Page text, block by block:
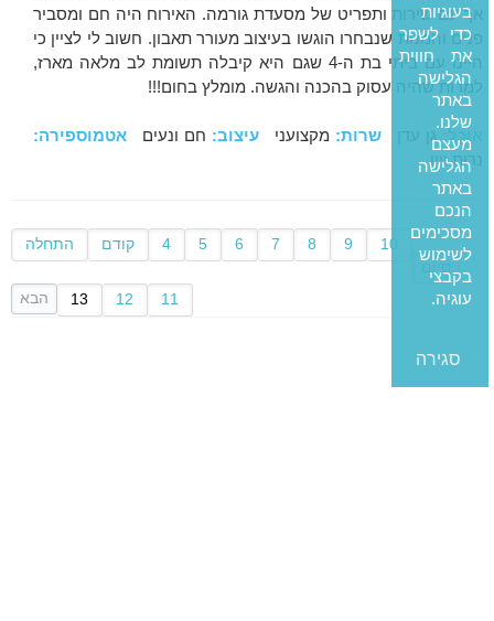
אך עם שירות ותפריט של מסעדת גורמה. האירוח היה חם ומסביר
פנים והמנות שנבחרו הוגשו בעיצוב מעורר תאבון. חשוב לי לציין כי
היינו עם ביתי בת ה-4 שגם היא קיבלה תשומת לב מלאה מארז,
למרות שהיה עסוק בהכנה והגשה. מומלץ בחום!!!
שרות: מקצועניעיצוב: חם ונעים אטמוספירה:
נרות ויין
התחלה קודם 4 5 6 7 8 9 10
11
12
13 הבא
בעוגיות
כדי לשפר
את חווית
הגלישה
באתר
שלנו.
מעצם
הגלישה
באתר
הנכם
מסכימים
לשימוש
בקבצי
עוגיה.
סגירה